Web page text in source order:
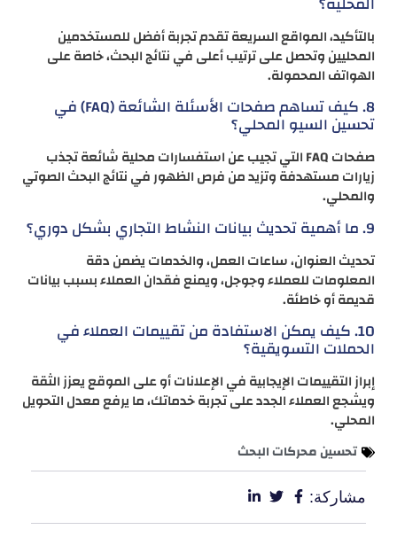
بالتأكيد، المواقع السريعة تقدم تجربة أفضل للمستخدمين
المحليين وتحصل على ترتيب أعلى في نتائج البحث، خاصة على
الهواتف المحمولة.
8. كيف تساهم صفحات الأسئلة الشائعة (FAQ) في
تحسين السيو المحلي؟
صفحات FAQ التي تجيب عن استفسارات محلية شائعة تجذب
زيارات مستهدفة وتزيد من فرص الظهور في نتائج البحث الصوتي
والمحلي.
9. ما أهمية تحديث بيانات النشاط التجاري بشكل دوري؟
تحديث العنوان، ساعات العمل، والخدمات يضمن دقة
المعلومات للعملاء وجوجل، ويمنع فقدان العملاء بسبب بيانات
قديمة أو خاطئة.
10. كيف يمكن الاستفادة من تقييمات العملاء في
الحملات التسويقية؟
إبراز التقييمات الإيجابية في الإعلانات أو على الموقع يعزز الثقة
ويشجع العملاء الجدد على تجربة خدماتك، ما يرفع معدل التحويل
المحلي.
تحسين محركات البحث
مشاركة: